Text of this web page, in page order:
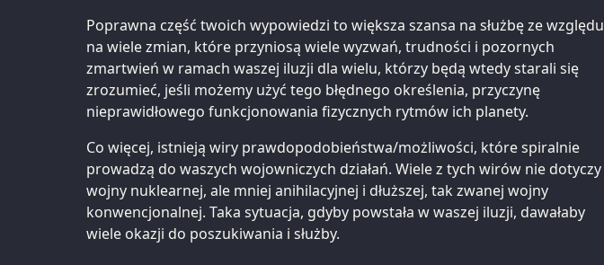
Poprawna część twoich wypowiedzi to większa szansa na służbę ze względu
na wiele zmian, które przyniosą wiele wyzwań, trudności i pozornych
zmartwień w ramach waszej iluzji dla wielu, którzy będą wtedy starali się
zrozumieć, jeśli możemy użyć tego błędnego określenia, przyczynę
nieprawidłowego funkcjonowania fizycznych rytmów ich planety.
Co więcej, istnieją wiry prawdopodobieństwa/możliwości, które spiralnie
prowadzą do waszych wojowniczych działań. Wiele z tych wirów nie dotyczy
wojny nuklearnej, ale mniej anihilacyjnej i dłuższej, tak zwanej wojny
konwencjonalnej. Taka sytuacja, gdyby powstała w waszej iluzji, dawałaby
wiele okazji do poszukiwania i służby.